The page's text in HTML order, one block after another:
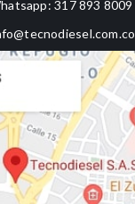
317 893 8009